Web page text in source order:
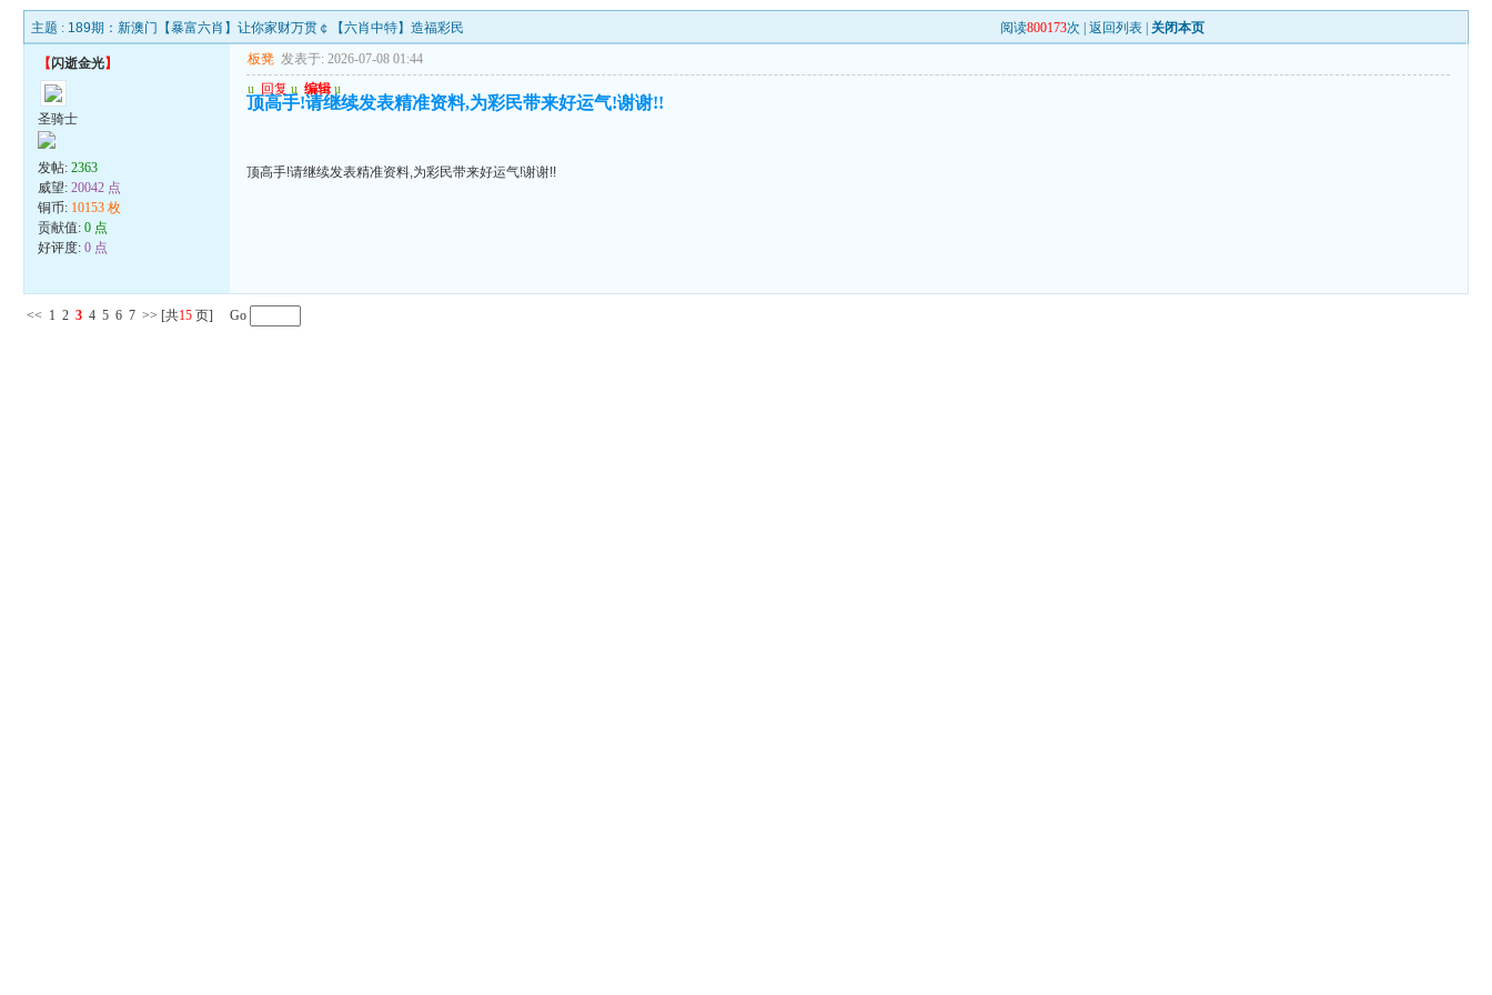
主题 : 189期：新澳门【暴富六肖】让你家财万贯￠【六肖中特】造福彩民 阅读800173次 |返回列表 关闭本页
【闪逝金光】
圣骑士
发帖:2363
威望:20042 点
铜币: 10153 枚
贡献值:0 点
好评度:0 点
板凳 发表于: 2026-07-08 01:44
u 回复 u 编辑 u
顶高手!请继续发表精准资料,为彩民带来好运气!谢谢!!
顶高手!请继续发表精准资料,为彩民带来好运气!谢谢!!
<< 1 2 3 4 5 6 7 >> [共15 页] Go